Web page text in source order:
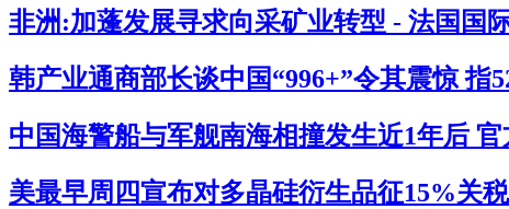
非洲:加蓬发展寻求向采矿业转型 - 法国国
韩产业通商部长谈中国“996+”令其震惊 指
中国海警船与军舰南海相撞发生近1年后
美最早周四宣布对多晶硅衍生品征15%关